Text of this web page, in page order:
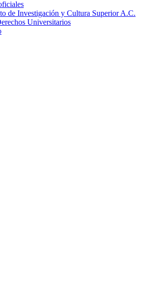
de Investigación y Cultura Superior A.C.
Universitarios